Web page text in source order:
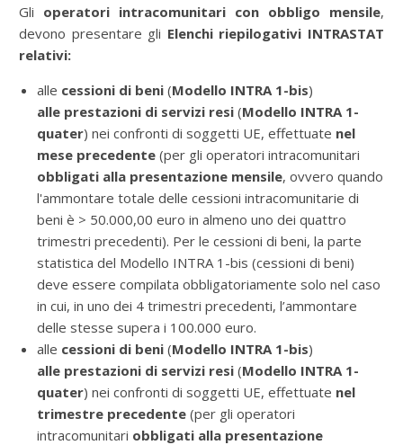
Gli operatori intracomunitari con obbligo mensile,
devono presentare gli Elenchi riepilogativi INTRASTAT
relativi:
alle cessioni di beni (Modello INTRA 1-bis)
alle prestazioni di servizi resi (Modello INTRA 1-
quater) nei confronti di soggetti UE, effettuate nel
mese precedente (per gli operatori intracomunitari
obbligati alla presentazione mensile, ovvero quando
l'ammontare totale delle cessioni intracomunitarie di
beni è > 50.000,00 euro in almeno uno dei quattro
trimestri precedenti). Per le cessioni di beni, la parte
statistica del Modello INTRA 1-bis (cessioni di beni)
deve essere compilata obbligatoriamente solo nel caso
in cui, in uno dei 4 trimestri precedenti, l’ammontare
delle stesse supera i 100.000 euro.
alle cessioni di beni (Modello INTRA 1-bis)
alle prestazioni di servizi resi (Modello INTRA 1-
quater) nei confronti di soggetti UE, effettuate nel
trimestre precedente (per gli operatori
intracomunitari obbligati alla presentazione